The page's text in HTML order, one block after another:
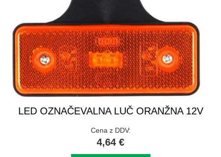
LED OZNAČEVALNA LUČ ORANŽNA 12V
Cena z DDV:
4,64 €